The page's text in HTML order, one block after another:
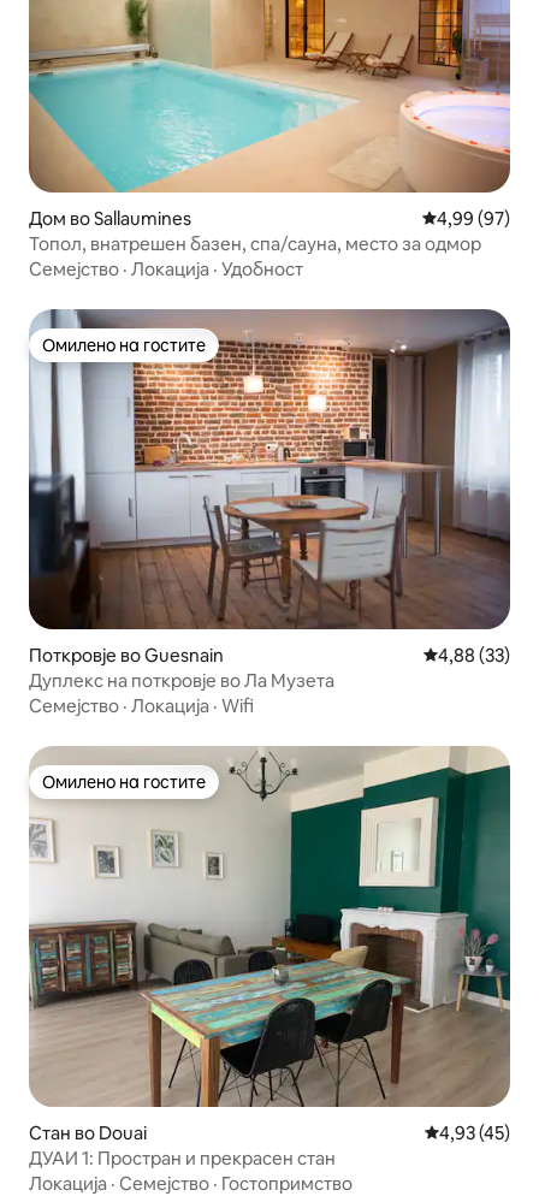
Дом во Sallaumines Просечна
4,99 (97)
Топол, внатрешен базен, спа/сауна, место за одмор
Семејство · Локација · Удобност
Омилено на гостите
Омилено на гостите
Поткровје во Guesnain Просечна
4,88 (33)
Дуплекс на поткровје во Ла Музета
Семејство · Локација · Wifi
Омилено на гостите
Омилено на гостите
Стан во Douai Просечна
4,93 (45)
ДУАИ 1: Простран и прекрасен стан
Локација · Семејство · Гостопримство